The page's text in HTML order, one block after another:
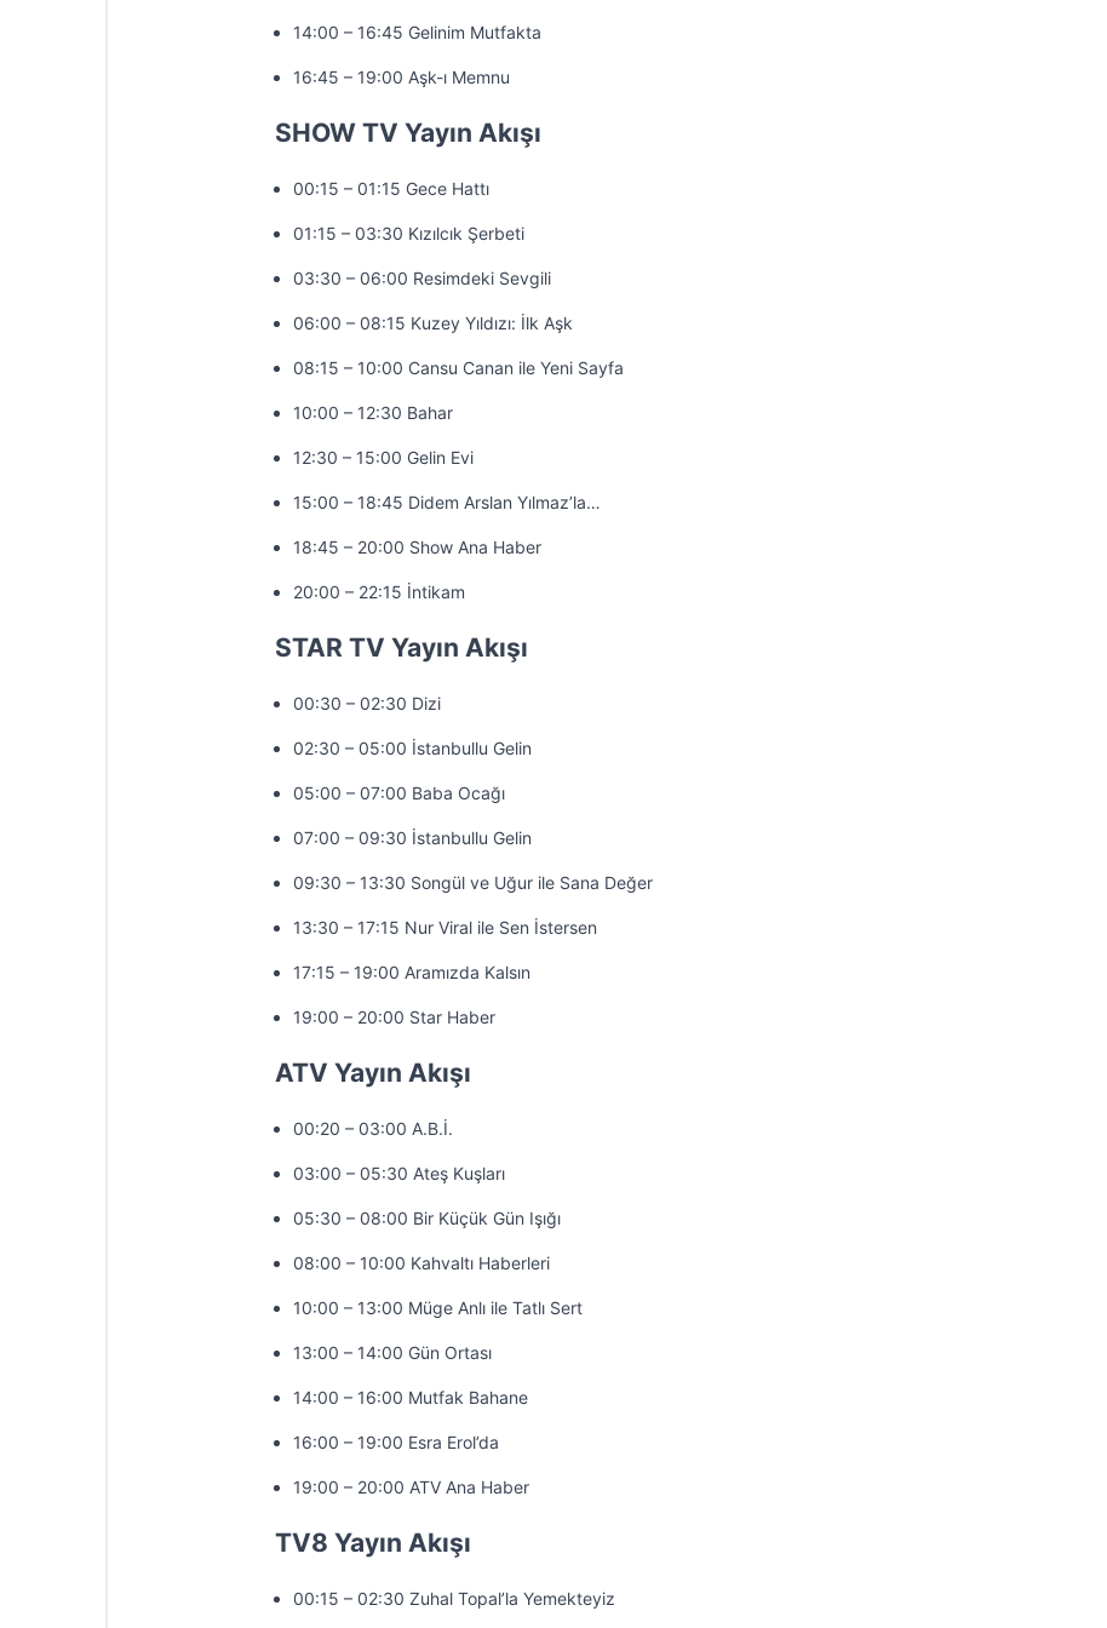
14:00 – 16:45 Gelinim Mutfakta
16:45 – 19:00 Aşk-ı Memnu
SHOW TV Yayın Akışı
00:15 – 01:15 Gece Hattı
01:15 – 03:30 Kızılcık Şerbeti
03:30 – 06:00 Resimdeki Sevgili
06:00 – 08:15 Kuzey Yıldızı: İlk Aşk
08:15 – 10:00 Cansu Canan ile Yeni Sayfa
10:00 – 12:30 Bahar
12:30 – 15:00 Gelin Evi
15:00 – 18:45 Didem Arslan Yılmaz’la…
18:45 – 20:00 Show Ana Haber
20:00 – 22:15 İntikam
STAR TV Yayın Akışı
00:30 – 02:30 Dizi
02:30 – 05:00 İstanbullu Gelin
05:00 – 07:00 Baba Ocağı
07:00 – 09:30 İstanbullu Gelin
09:30 – 13:30 Songül ve Uğur ile Sana Değer
13:30 – 17:15 Nur Viral ile Sen İstersen
17:15 – 19:00 Aramızda Kalsın
19:00 – 20:00 Star Haber
ATV Yayın Akışı
00:20 – 03:00 A.B.İ.
03:00 – 05:30 Ateş Kuşları
05:30 – 08:00 Bir Küçük Gün Işığı
08:00 – 10:00 Kahvaltı Haberleri
10:00 – 13:00 Müge Anlı ile Tatlı Sert
13:00 – 14:00 Gün Ortası
14:00 – 16:00 Mutfak Bahane
16:00 – 19:00 Esra Erol’da
19:00 – 20:00 ATV Ana Haber
TV8 Yayın Akışı
00:15 – 02:30 Zuhal Topal’la Yemekteyiz